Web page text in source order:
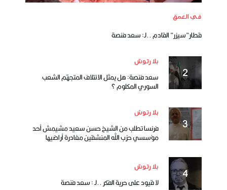
في العمق
قطار”سيزر” القادم ..لـ: سعد فنصة
بلا رتوش
سعد فنصة: هل يمثل الائتلاف المتجهّم الشعب
السوري المكلوم ؟
بلا رتوش
فرنسا تطلب من الشيخ حسن سعيد مشيمش أحد
مؤسسي حزب الله المنشقين مغادرة أراضيها
بلا رتوش
لا قيود على حرية الفكر ..لـ : سعد فنصة